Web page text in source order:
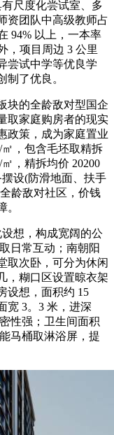
尺度化尝试室、多
资团队中高级教师占
94% 以上，一本率
，项目周边 3 公里
尝试中学等优良学
了优良。
的全龄敌对型国企
取家庭购房者的现实
政策，成为家庭置业
，包含毛坯取精拆
，精拆均价 20200
设(防滑地面、扶手
龄敌对社区，价钱
。
想，构成宽阔的公
日常互动；南朝阳
取次卧，可分为休闲
，糊口区设置晾衣架
设想，面积约 15
宽 3。3 米，进深
性强；卫生间面积
马桶取淋浴屏，提